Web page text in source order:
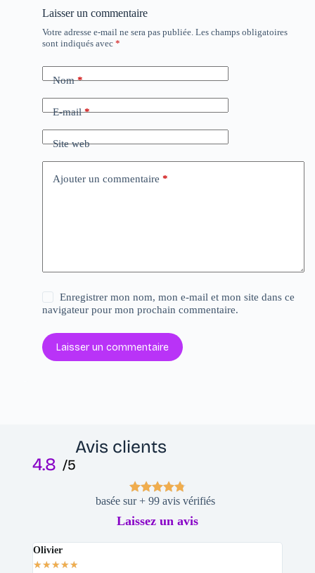
Laisser un commentaire
Votre adresse e-mail ne sera pas publiée. Les champs obligatoires
sont indiqués avec *
Nom*
E-mail*
Site web
Ajouter un commentaire *
Enregistrer mon nom, mon e-mail et mon site dans ce
navigateur pour mon prochain commentaire.
Laisser un commentaire
Avis clients
4.8 /5
basée sur + 99 avis vérifiés
Laissez un avis
Olivier
★★★★★